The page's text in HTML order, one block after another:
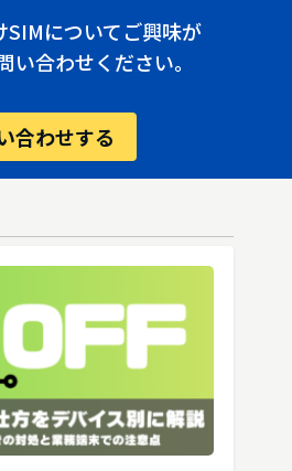
SIMについてご興味が
い合わせください。
合わせする